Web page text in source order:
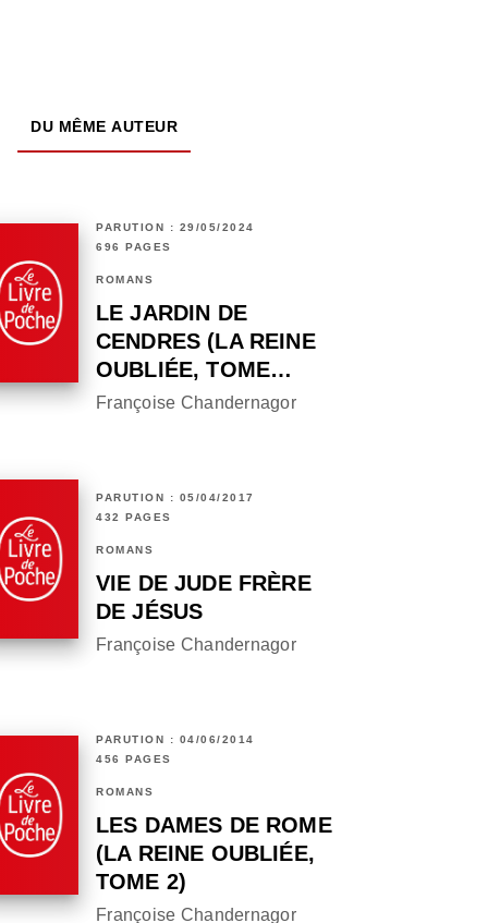
DU MÊME AUTEUR
PARUTION : 29/05/2024
696 PAGES
ROMANS
LE JARDIN DE
CENDRES (LA REINE
OUBLIÉE, TOME…
Françoise Chandernagor
PARUTION : 05/04/2017
432 PAGES
ROMANS
VIE DE JUDE FRÈRE
DE JÉSUS
Françoise Chandernagor
PARUTION : 04/06/2014
456 PAGES
ROMANS
LES DAMES DE ROME
(LA REINE OUBLIÉE,
TOME 2)
Françoise Chandernagor